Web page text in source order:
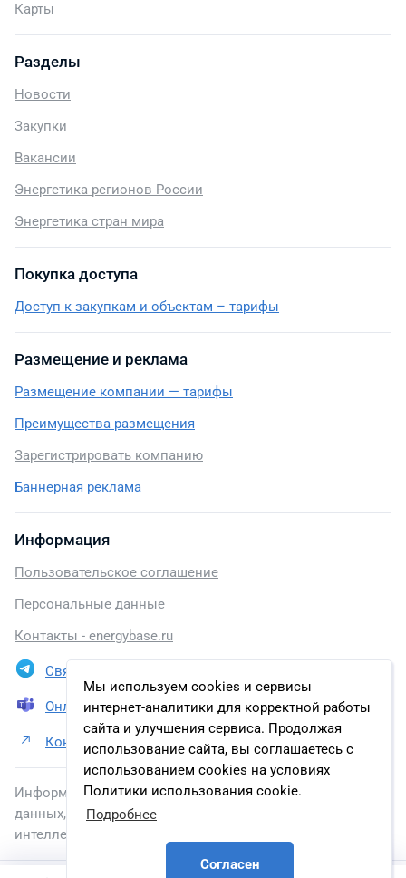
Мы используем cookies и сервисы
интернет-аналитики для корректной работы
сайта и улучшения сервиса. Продолжая
использование сайта, вы соглашаетесь с
использованием cookies на условиях
Политики использования cookie.
Подробнее
Согласен
Карты
Разделы
Новости
Закупки
Вакансии
Энергетика регионов России
Энергетика стран мира
Покупка доступа
Доступ к закупкам и объектам – тарифы
Размещение и реклама
Размещение компании — тарифы
Преимущества размещения
Зарегистрировать компанию
Баннерная реклама
Информация
Пользовательское соглашение
Персональные данные
Контакты - energybase.ru
Связаться в Telegram
Онлайн презентация
Контакты ООО НПП «ЭКРА»
Информация, размещенная на сайте, включена в базу
данных, зарегистрированную в Федеральной службе по
интеллектуальной собственности.